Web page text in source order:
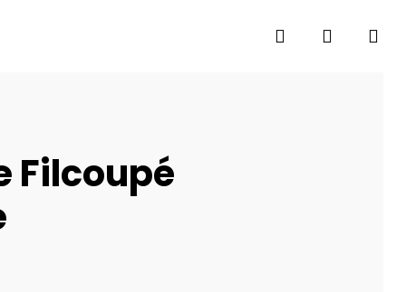
search account
Filcoupé